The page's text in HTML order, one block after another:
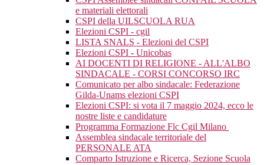
e materiali elettorali
CSPI della UILSCUOLA RUA
Elezioni CSPI - cgil
LISTA SNALS - Elezioni del CSPI
Elezioni CSPI - Unicobas
AI DOCENTI DI RELIGIONE - ALL'ALBO
SINDACALE - CORSI CONCORSO IRC
Comunicato per albo sindacale: Federazione
Gilda-Unams elezioni CSPI
Elezioni CSPI: si vota il 7 maggio 2024, ecco le
nostre liste e candidature
Programma Formazione Flc Cgil Milano
Assemblea sindacale territoriale del
PERSONALE ATA
Comparto Istruzione e Ricerca, Sezione Scuola